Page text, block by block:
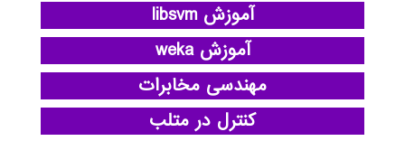
آموزش libsvm
آموزش weka
مهندسی مخابرات
کنترل در متلب